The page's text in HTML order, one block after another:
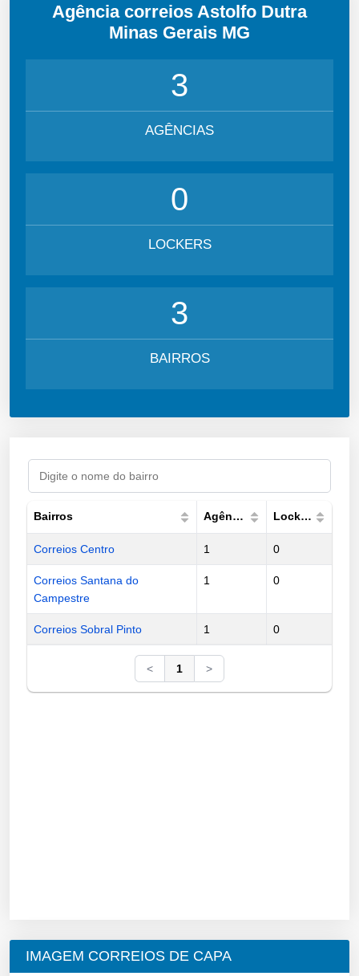
Agência correios Astolfo Dutra
Minas Gerais MG
3
AGÊNCIAS
0
LOCKERS
3
BAIRROS
Bairros Agências Lockers
Correios Centro 1 0
Correios Santana do
Campestre
1 0
Correios Sobral Pinto 1 0
< 1 >
IMAGEM CORREIOS DE CAPA